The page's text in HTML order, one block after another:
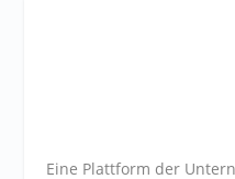
Eine Plattform der